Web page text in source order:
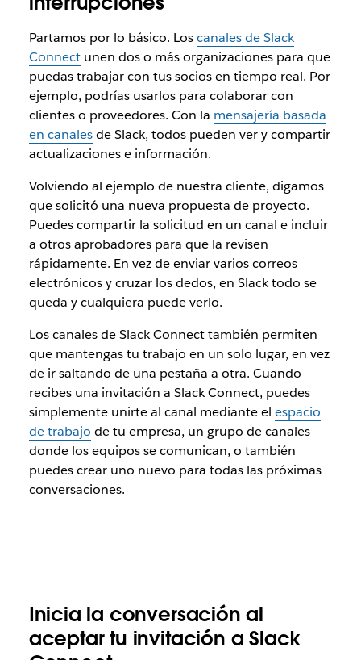
Partamos por lo básico. Loscanales de Slack
Connectunen dos o más organizaciones para que
puedas trabajar con tus socios en tiempo real. Por
ejemplo, podrías usarlos para colaborar con
clientes o proveedores. Con la mensajería basada
en canalesde Slack, todos pueden ver y compartir
actualizaciones e información.
Volviendo al ejemplo de nuestra cliente, digamos
que solicitó una nueva propuesta de proyecto.
Puedes compartir la solicitud en un canal e incluir
a otros aprobadores para que la revisen
rápidamente. En vez de enviar varios correos
electrónicos y cruzar los dedos, en Slack todo se
queda y cualquiera puede verlo.
Los canales de Slack Connect también permiten
que mantengas tu trabajo en un solo lugar, en vez
de ir saltando de una pestaña a otra. Cuando
recibes una invitación a Slack Connect, puedes
simplemente unirte al canal mediante el espacio
de trabajo de tu empresa, un grupo de canales
donde los equipos se comunican, o también
puedes crear uno nuevo para todas las próximas
conversaciones.
Inicia la conversación al
aceptar tu invitación a Slack